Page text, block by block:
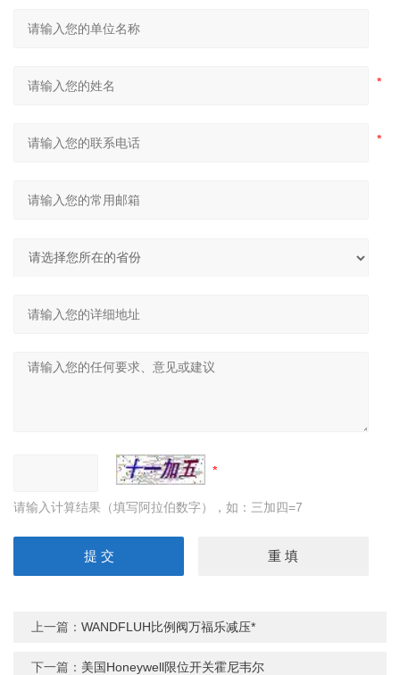
请输入计算结果（填写阿拉伯数字），如：三加四=7
上一篇：WANDFLUH比例阀万福乐减压*
下一篇： 美国Honeywell限位开关霍尼韦尔